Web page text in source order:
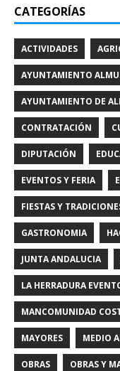
CATEGORÍAS
ACTIVIDADES
AYUNTAMIENTO
AYUNTAMIENTO DE
CONTRATACIÓN
DIPUTACIÓN
EVENTOS Y FERIA
FIESTAS Y
GASTRONOMIA
JUNTA ANDALUCIA
LA HERRADURA
MANCOMUNIDAD
MAYORES MEDIO
OBRAS OBRAS Y